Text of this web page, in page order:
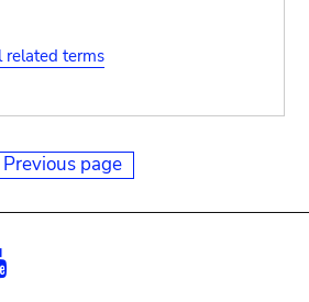
related terms
Previous page